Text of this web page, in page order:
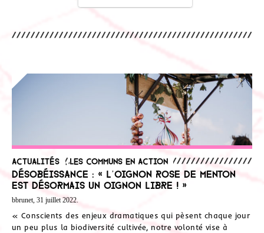
Actualités ,Les communs en action
Désobéissance : « L’Oignon Rose de Menton
est désormais un Oignon Libre ! »
bbrunet, 31 juillet 2022.
« Conscients des enjeux dramatiques qui pèsent chaque jour
un peu plus la biodiversité cultivée, notre volonté vise à